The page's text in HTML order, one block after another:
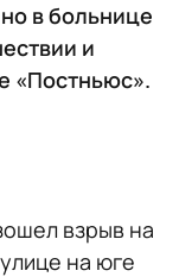
в больнице
и
«Постньюс».
взрыв на
на юге